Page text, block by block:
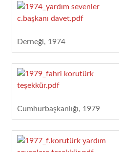
Derneği 1974
Cumhurbaşkanlığı 1979